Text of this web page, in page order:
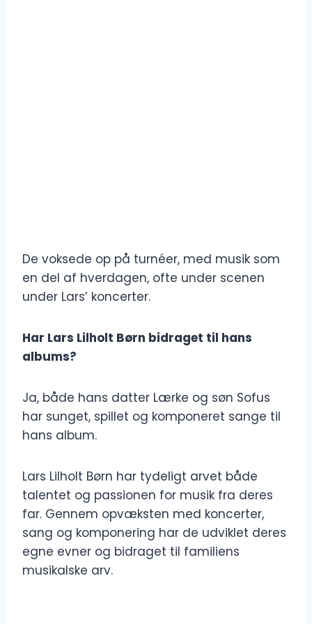
De voksede op på turnéer, med musik som
en del af hverdagen, ofte under scenen
under Lars’ koncerter.
Har Lars Lilholt Børn bidraget til hans
albums?
Ja, både hans datter Lærke og søn Sofus
har sunget, spillet og komponeret sange til
hans album.
Lars Lilholt Børn har tydeligt arvet både
talentet og passionen for musik fra deres
far. Gennem opvæksten med koncerter,
sang og komponering har de udviklet deres
egne evner og bidraget til familiens
musikalske arv.